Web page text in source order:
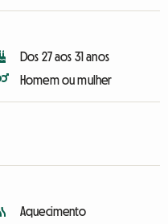
Dos 27 aos 31 anos
Homem ou mulher
Aquecimento